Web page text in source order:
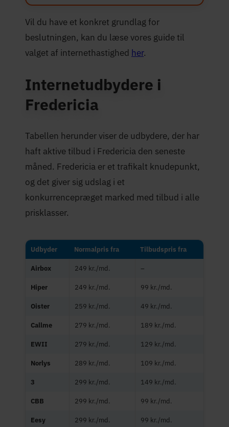
Vil du have et konkret grundlag for
beslutningen, kan du læse vores guide til
valget af internethastighed her.
Internetudbydere i
Fredericia
Tabellen herunder viser de udbydere, der har
haft aktive tilbud i Fredericia den seneste
måned. Fredericia er et trafikalt knudepunkt,
og det giver sig udslag i et
konkurrencepræget marked med tilbud i alle
prisklasser.
Udbyder Normalpris fra Tilbudspris fra
Airbox 249 kr./md. –
Hiper 249 kr./md. 99 kr./md.
Oister 259 kr./md. 49 kr./md.
Callme 279 kr./md. 189 kr./md.
EWII 279 kr./md. 129 kr./md.
Norlys 289 kr./md. 109 kr./md.
3 299 kr./md. 149 kr./md.
CBB 299 kr./md. 99 kr./md.
Eesy 299 kr./md. 99 kr./md.